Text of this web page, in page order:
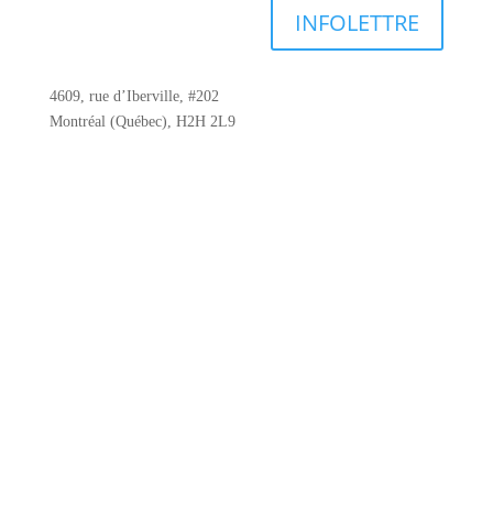
INFOLETTRE
4609, rue d’Iberville, #202
Montréal (Québec), H2H 2L9